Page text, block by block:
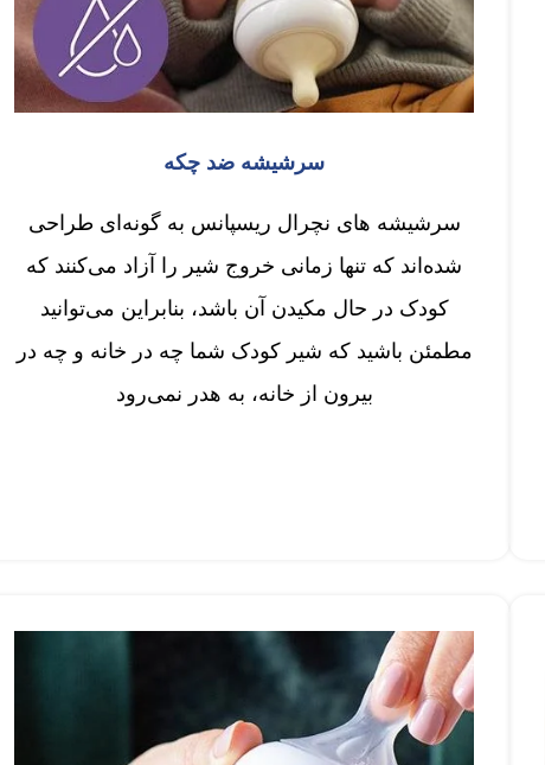
سرشیشه ضد چکه
سرشیشه های نچرال ریسپانس به گونه‌ای طراحی
شده‌اند که تنها زمانی خروج شیر را آزاد می‌کنند که
کودک در حال مکیدن آن باشد، بنابراین می‌توانید
مطمئن باشید که شیر کودک شما چه در خانه و چه در
بیرون از خانه، به هدر نمی‌رود